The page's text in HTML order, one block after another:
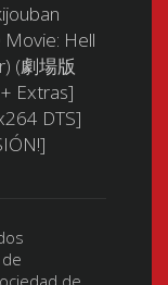
Movie: Hell
(劇場版
Extras]
DTS]